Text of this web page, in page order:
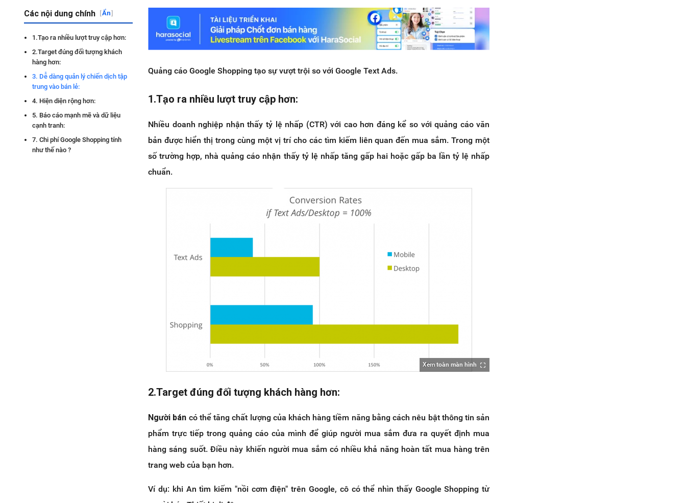
Các nội dung chính [Ẩn]
1.Tạo ra nhiều lượt truy cập hơn:
2.Target đúng đối tượng khách
hàng hơn:
3. Dễ dàng quản lý chiến dịch tập
trung vào bán lẻ:
4. Hiện diện rộng hơn:
5. Báo cáo mạnh mẽ và dữ liệu
cạnh tranh:
7. Chi phí Google Shopping tính
như thế nào ?
Quảng cáo Google Shopping tạo sự vượt trội so với Google Text Ads.
1.Tạo ra nhiều lượt truy cập hơn:
Nhiều doanh nghiệp nhận thấy tỷ lệ nhấp (CTR) với cao hơn đáng kể so với quảng cáo văn
bản được hiển thị trong cùng một vị trí cho các tìm kiếm liên quan đến mua sắm. Trong một
số trường hợp, nhà quảng cáo nhận thấy tỷ lệ nhấp tăng gấp hai hoặc gấp ba lần tỷ lệ nhấp
chuẩn.
Xem toàn màn hình
2.Target đúng đối tượng khách hàng hơn:
Người bán có thể tăng chất lượng của khách hàng tiềm năng bằng cách nêu bật thông tin sản
phẩm trực tiếp trong quảng cáo của mình để giúp người mua sắm đưa ra quyết định mua
hàng sáng suốt. Điều này khiến người mua sắm có nhiều khả năng hoàn tất mua hàng trên
trang web của bạn hơn.
Ví dụ: khi An tìm kiếm "nồi cơm điện" trên Google, cô có thể nhìn thấy Google Shopping từ